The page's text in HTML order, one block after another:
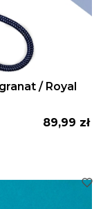
/ Royal
Cena
89,99 zł